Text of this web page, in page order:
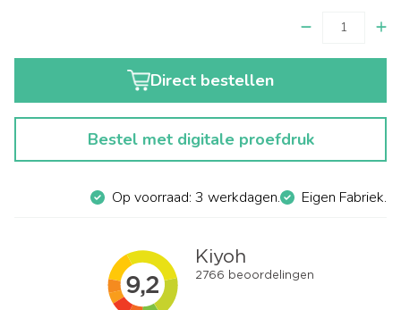
Direct bestellen
Bestel met digitale proefdruk
Op voorraad: 3 werkdagen. Eigen Fabriek.